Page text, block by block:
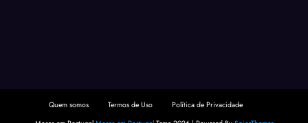
Quem somos Termos de Uso
Política de Privacidade